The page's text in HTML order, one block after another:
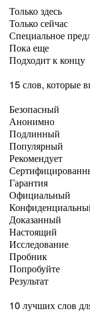
Только здесь
Только сейчас
Специальное
Пока еще
Подходит к концу
15 слов, которые
Безопасный
Анонимно
Подлинный
Популярный
Рекомендует
Гарантия
Официальный
Доказанный
Настоящий
Исследование
Пробник
Попробуйте
Результат
10 лучших слов